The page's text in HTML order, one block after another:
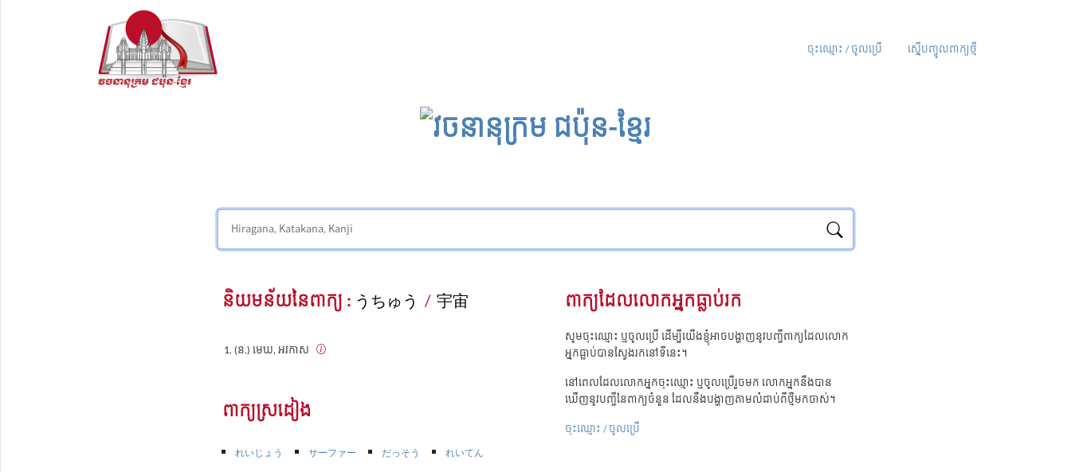
ចុះឈ្មោះ / ចូលប្រើ ស្នើបញ្ចូលពាក្យថ្មី
និយមន័យនៃពាក្យ : うちゅう / 宇宙
(ន.) មេឃ, អវកាស
ពាក្យស្រដៀង
れいじょう サーファー だっそう
れいてん
ពាក្យដែលលោកអ្នកធ្លាប់រក
សូមចុះឈ្មោះ ឬចូលប្រើ ដើម្បីយើងខ្ញុំអាចបង្ហាញនូវបញ្ជីពាក្យដែលលោក
អ្នកធ្លាប់បានស្វែងរកនៅទីនេះ។
នៅពេលដែលលោកអ្នកចុះឈ្មោះ ឬចូលប្រើរួចមក លោកអ្នកនឹងបាន
ឃើញនូវបញ្ជីនៃពាក្យចំនួន ដែលនឹងបង្ហាញតាមលំដាប់ពីថ្មីមកចាស់។
ចុះឈ្មោះ / ចូលប្រើ